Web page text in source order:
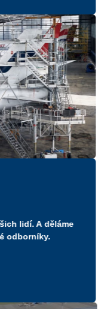
lidí. A děláme
odborníky.